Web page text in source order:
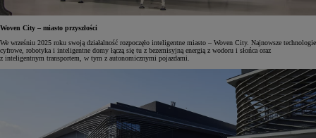
Woven City – miasto przyszłości
We wrześniu 2025 roku swoją działalność rozpoczęło inteligentne miasto – Woven City. Najnowsze technologie
cyfrowe, robotyka i inteligentne domy łączą się tu z bezemisyjną energią z wodoru i słońca oraz
z inteligentnym transportem, w tym z autonomicznymi pojazdami.